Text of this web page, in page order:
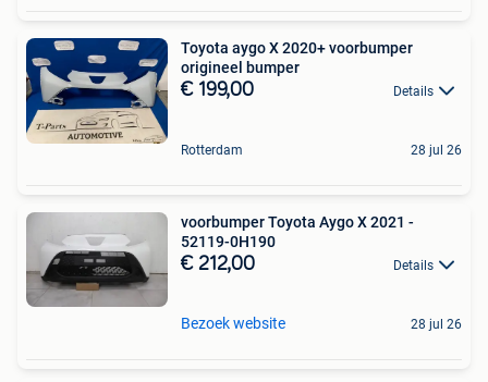
Toyota aygo X 2020+ voorbumper
origineel bumper
€ 199,00 Details
Rotterdam 28 jul 26
voorbumper Toyota Aygo X 2021 -
52119-0H190
€ 212,00 Details
Bezoek website 28 jul 26